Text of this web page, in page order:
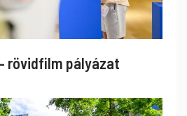
rövidfilm pályázat